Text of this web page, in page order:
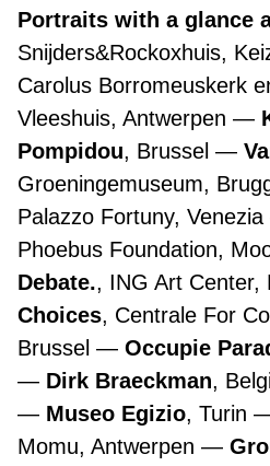
Portraits with a glance
Snijders&Rockoxhuis,
Carolus Borromeuskerk
Vleeshuis, Antwerpen
Pompidou, Brussel
Groeningemuseum,
Palazzo Fortuny, Venezia
Phoebus Foundation,
Debate., ING Art Center,
Choices, Centrale For
Brussel
Occupie
Dirk Braeckman,
Museo Egizio, Turin
Momu, Antwerpen